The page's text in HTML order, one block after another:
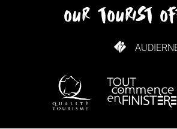
our tourist
WIE KANN ICH KOMMEN?